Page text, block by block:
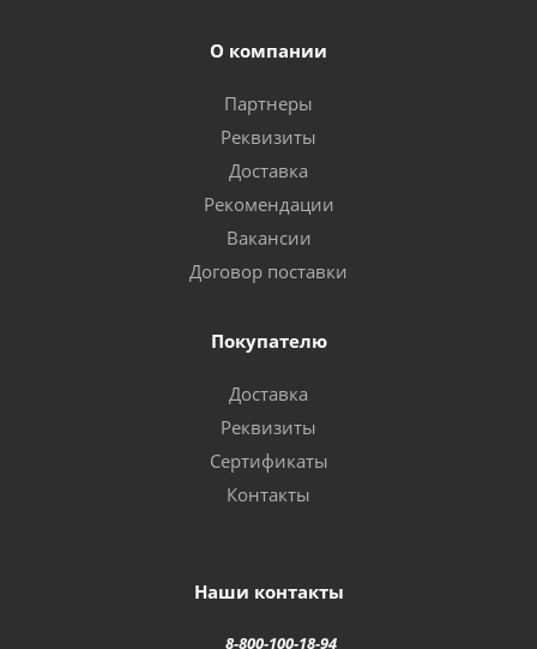
О компании
Партнеры
Реквизиты
Доставка
Рекомендации
Вакансии
Договор поставки
Покупателю
Доставка
Реквизиты
Сертификаты
Контакты
Наши контакты
8-800-100-18-94